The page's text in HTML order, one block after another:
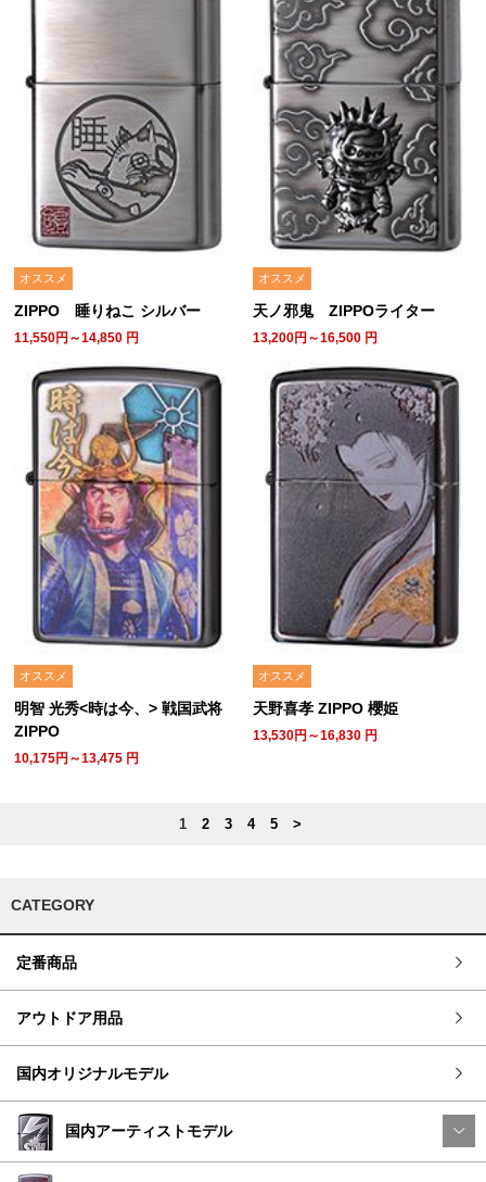
オススメ
ZIPPO 睡りねこ シルバー
11,550円～14,850 円
オススメ
天ノ邪鬼 ZIPPOライター
13,200円～16,500 円
オススメ
明智 光秀<時は今、> 戦国武将
ZIPPO
10,175円～13,475 円
オススメ
天野喜孝 ZIPPO 櫻姫
13,530円～16,830 円
1 2 3 4 5 >
CATEGORY
定番商品
アウトドア用品
国内オリジナルモデル
国内アーティストモデル